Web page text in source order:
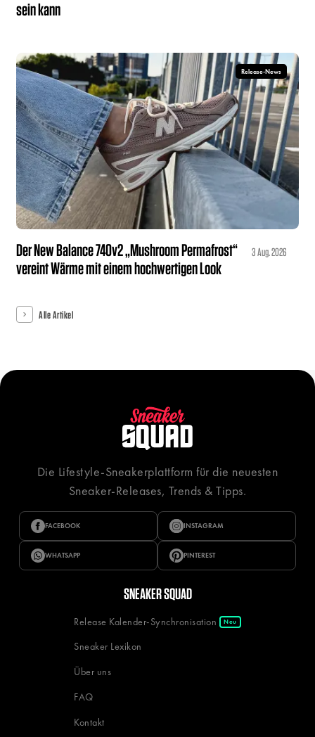
sein kann
Release-News
Der New Balance 740v2 „Mushroom Permafrost“
vereint Wärme mit einem hochwertigen Look
3 Aug. 2026
Alle Artikel
Die Lifestyle-Sneakerplattform für die neuesten
Sneaker-Releases, Trends & Tipps.
FACEBOOK INSTAGRAM
WHATSAPP PINTEREST
SNEAKER SQUAD
Release Kalender-Synchronisation Neu
Sneaker Lexikon
Über uns
FAQ
Kontakt